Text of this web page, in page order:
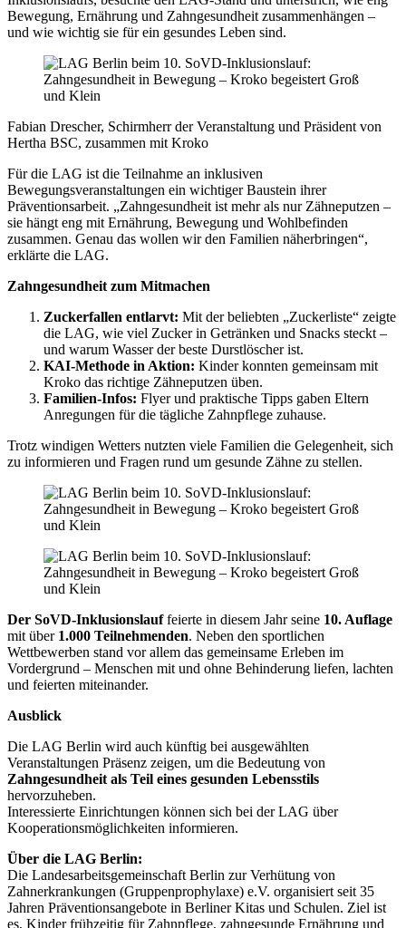
Bewegung, Ernährung und Zahngesundheit zusammenhängen –
und wie wichtig sie für ein gesundes Leben sind.
Fabian Drescher, Schirmherr der Veranstaltung und Präsident von
Hertha BSC, zusammen mit Kroko
Für die LAG ist die Teilnahme an inklusiven
Bewegungsveranstaltungen ein wichtiger Baustein ihrer
Präventionsarbeit. „Zahngesundheit ist mehr als nur Zähneputzen –
sie hängt eng mit Ernährung, Bewegung und Wohlbefinden
zusammen. Genau das wollen wir den Familien näherbringen“,
erklärte die LAG.
Zahngesundheit zum Mitmachen
Zuckerfallen entlarvt: Mit der beliebten „Zuckerliste“ zeigte
die LAG, wie viel Zucker in Getränken und Snacks steckt –
und warum Wasser der beste Durstlöscher ist.
KAI-Methode in Aktion: Kinder konnten gemeinsam mit
Kroko das richtige Zähneputzen üben.
Familien-Infos: Flyer und praktische Tipps gaben Eltern
Anregungen für die tägliche Zahnpflege zuhause.
Trotz windigen Wetters nutzten viele Familien die Gelegenheit, sich
zu informieren und Fragen rund um gesunde Zähne zu stellen.
Der SoVD-Inklusionslauffeierte in diesem Jahr seine 10. Auflage
mit über 1.000 Teilnehmenden. Neben den sportlichen
Wettbewerben stand vor allem das gemeinsame Erleben im
Vordergrund – Menschen mit und ohne Behinderung liefen, lachten
und feierten miteinander.
Ausblick
Die LAG Berlin wird auch künftig bei ausgewählten
Veranstaltungen Präsenz zeigen, um die Bedeutung von
Zahngesundheit als Teil eines gesunden Lebensstils
hervorzuheben.
Interessierte Einrichtungen können sich bei der LAG über
Kooperationsmöglichkeiten informieren.
Über die LAG Berlin:
Die Landesarbeitsgemeinschaft Berlin zur Verhütung von
Zahnerkrankungen (Gruppenprophylaxe) e.V. organisiert seit 35
Jahren Präventionsangebote in Berliner Kitas und Schulen. Ziel ist
es, Kinder frühzeitig für Zahnpflege, zahngesunde Ernährung und